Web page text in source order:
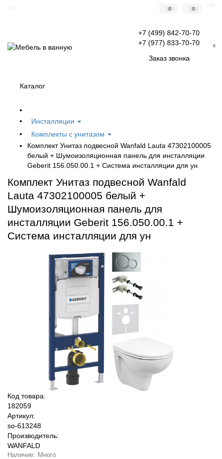
0 0
+7 (499) 842-70-70
+7 (977) 833-70-70
Заказ звонка
0
Каталог
Инсталляции
Комплекты с унитазом
Комплект Унитаз подвесной Wanfald Lauta 47302100005
белый + Шумоизоляционная панель для инсталляции
Geberit 156.050.00.1 + Система инсталляции для ун
Комплект Унитаз подвесной Wanfald
Lauta 47302100005 белый +
Шумоизоляционная панель для
инсталляции Geberit 156.050.00.1 +
Система инсталляции для ун
Код товара:
182059
Артикул:
so-613248
Производитель:
WANFALD
Много